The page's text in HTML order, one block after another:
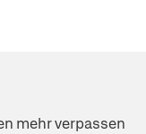
mehr verpassen